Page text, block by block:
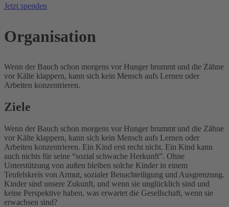
Jetzt spenden
Organisation
Wenn der Bauch schon morgens vor Hunger brummt und die Zähne
vor Kälte klappern, kann sich kein Mensch aufs Lernen oder
Arbeiten konzentrieren.
Ziele
Wenn der Bauch schon morgens vor Hunger brummt und die Zähne
vor Kälte klappern, kann sich kein Mensch aufs Lernen oder
Arbeiten konzentrieren. Ein Kind erst recht nicht. Ein Kind kann
auch nichts für seine “sozial schwache Herkunft”. Ohne
Unterstützung von außen bleiben solche Kinder in einem
Teufelskreis von Armut, sozialer Benachteiligung und Ausgrenzung.
Kinder sind unsere Zukunft, und wenn sie unglücklich sind und
keine Perspektive haben, was erwartet die Gesellschaft, wenn sie
erwachsen sind?